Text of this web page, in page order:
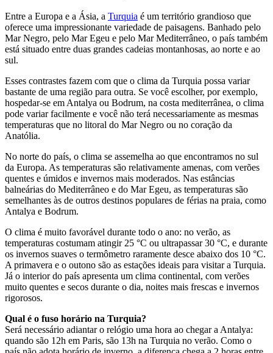
Entre a Europa e a Ásia, a Turquia é um território grandioso que
oferece uma impressionante variedade de paisagens. Banhado pelo
Mar Negro, pelo Mar Egeu e pelo Mar Mediterrâneo, o país também
está situado entre duas grandes cadeias montanhosas, ao norte e ao
sul.
Esses contrastes fazem com que o clima da Turquia possa variar
bastante de uma região para outra. Se você escolher, por exemplo,
hospedar-se em Antalya ou Bodrum, na costa mediterrânea, o clima
pode variar facilmente e você não terá necessariamente as mesmas
temperaturas que no litoral do Mar Negro ou no coração da
Anatólia.
No norte do país, o clima se assemelha ao que encontramos no sul
da Europa. As temperaturas são relativamente amenas, com verões
quentes e úmidos e invernos mais moderados. Nas estâncias
balneárias do Mediterrâneo e do Mar Egeu, as temperaturas são
semelhantes às de outros destinos populares de férias na praia, como
Antalya e Bodrum.
O clima é muito favorável durante todo o ano: no verão, as
temperaturas costumam atingir 25 °C ou ultrapassar 30 °C, e durante
os invernos suaves o termômetro raramente desce abaixo dos 10 °C.
A primavera e o outono são as estações ideais para visitar a Turquia.
Já o interior do país apresenta um clima continental, com verões
muito quentes e secos durante o dia, noites mais frescas e invernos
rigorosos.
Qual é o fuso horário na Turquia?
Será necessário adiantar o relógio uma hora ao chegar a Antalya:
quando são 12h em Paris, são 13h na Turquia no verão. Como o